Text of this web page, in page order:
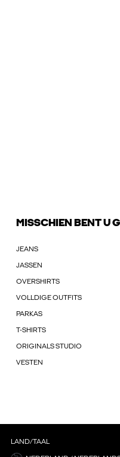
MISSCHIEN BENT U
JEANS
JASSEN
OVERSHIRTS
VOLLDIGE OUTFITS
PARKAS
T-SHIRTS
ORIGINALS STUDIO
VESTEN
LAND/TAAL